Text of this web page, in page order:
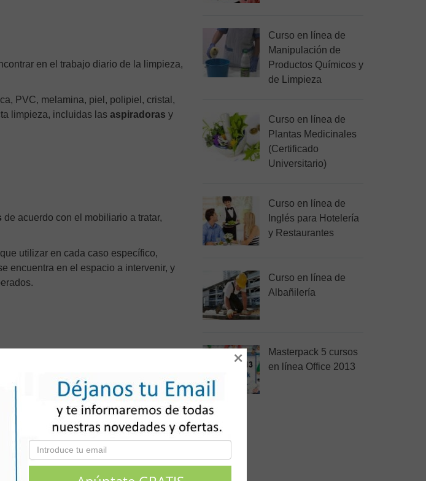
en el trabajo diario de la limpieza,
PVC, melamina, piel, polipiel, cristal,
limpieza, incluidas las aspiradoras y
de acuerdo con el mobiliario a tratar,
utilizar en cada caso específico,
encuentra en el espacio a intervenir, y
baños, duchas o bidets
, la
las tareas de limpieza de un aseo.
Curso en línea de
Manipulación de
Productos Químicos y
de Limpieza
Curso en línea de
Plantas Medicinales
(Certificado
Universitario)
Curso en línea de
Inglés para Hotelería
y Restaurantes
Curso en línea de
Albañilería
Masterpack 5 cursos
en línea Office 2013
×